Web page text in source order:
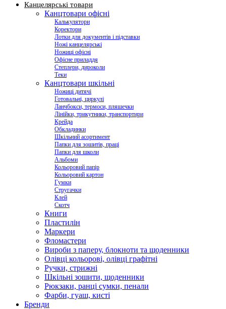
Канцелярські товари
Канцтовари офісні
Калькулятори
Коректори
Лотки для документів і підставки
Ножі канцелярські
Ножиці офісні
Офісне приладдя
Степлери, дироколи
Теки
Канцтовари шкільні
Ножиці дитячі
Готовальні, циркулі
Ланчбокси, термоси, пляшечки
Лінійки, трикутники, транспортири
Крейда
Обкладинки
Шкільний асортимент
Папки для зошитів, праці
Папки для школи
Альбоми
Кольоровий папір
Кольоровий картон
Гумки
Стругачки
Клей
Скотч
Книги
Пластилін
Маркери
Фломастери
Вироби з паперу, блокноти та щоденники
Олівці кольорові, олівці графітні
Ручки, стрижні
Шкільні зошити, щоденники
Рюкзаки, ранці сумки, пенали
Фарби, гуаш, кисті
Бренди